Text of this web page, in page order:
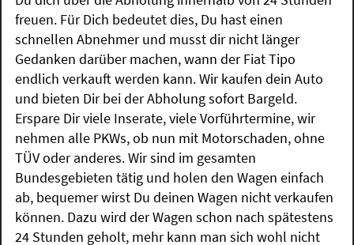
freuen. Für Dich bedeutet dies, Du hast einen
schnellen Abnehmer und musst dir nicht länger
Gedanken darüber machen, wann der Fiat Tipo
endlich verkauft werden kann. Wir kaufen dein Auto
und bieten Dir bei der Abholung sofort Bargeld.
Erspare Dir viele Inserate, viele Vorführtermine, wir
nehmen alle PKWs, ob nun mit Motorschaden, ohne
TÜV oder anderes. Wir sind im gesamten
Bundesgebieten tätig und holen den Wagen einfach
ab, bequemer wirst Du deinen Wagen nicht verkaufen
können. Dazu wird der Wagen schon nach spätestens
24 Stunden geholt, mehr kann man sich wohl nicht